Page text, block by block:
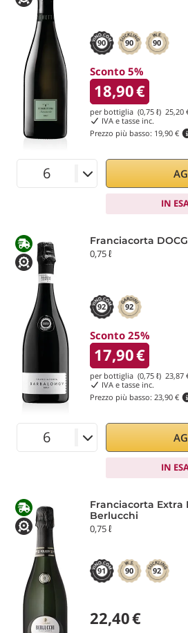
90 90 90
Sconto 5%
18,90€
per bottiglia (0,75 ℓ) 25,20
IVA e tasse inc.
Prezzo più basso: 19,90 €
IN
Franciacorta
0,75 ℓ
92 92
Sconto 25%
17,90€
per bottiglia (0,75 ℓ) 23,87
IVA e tasse inc.
Prezzo più basso: 23,90 €
IN
Franciacorta Extra
Berlucchi
0,75 ℓ
91 90 92
22,40€